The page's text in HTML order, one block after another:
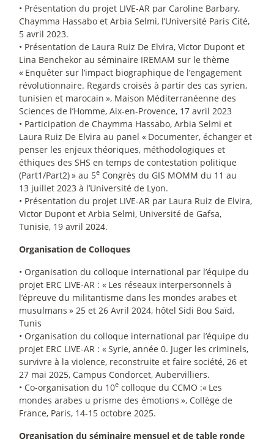
• Présentation du projet LIVE-AR par Caroline Barbary,
Chaymma Hassabo et Arbia Selmi, l’Université Paris Cité,
5 avril 2023.
• Présentation de Laura Ruiz De Elvira, Victor Dupont et
Lina Benchekor au séminaire IREMAM sur le thème
« Enquêter sur l’impact biographique de l’engagement
révolutionnaire. Regards croisés à partir des cas syrien,
tunisien et marocain », Maison Méditerranéenne des
Sciences de l’Homme, Aix-en-Provence, 17 avril 2023
• Participation de Chaymma Hassabo, Arbia Selmi et
Laura Ruiz De Elvira au panel « Documenter, échanger et
penser les enjeux théoriques, méthodologiques et
éthiques des SHS en temps de contestation politique
(Part1/Part2)» au 5e Congrès du GIS MOMM du 11 au
13 juillet 2023 à l’Université de Lyon.
• Présentation du projet LIVE-AR par Laura Ruiz de Elvira,
Victor Dupont et Arbia Selmi, Université de Gafsa,
Tunisie, 19 avril 2024.
Organisation de Colloques
• Organisation du colloque international par l’équipe du
projet ERC LIVE-AR : « Les réseaux interpersonnels à
l’épreuve du militantisme dans les mondes arabes et
musulmans » 25 et 26 Avril 2024, hôtel Sidi Bou Saïd,
Tunis
• Organisation du colloque international par l’équipe du
projet ERC LIVE-AR : «Syrie, année 0. Juger les criminels,
survivre à la violence, reconstruite et faire société, 26 et
27 mai 2025, Campus Condorcet, Aubervilliers.
• Co-organisation du 10e colloque du CCMO :« Les
mondes arabes u prisme des émotions », Collège de
France, Paris, 14-15 octobre 2025.
Organisation du séminaire mensuel et de table ronde